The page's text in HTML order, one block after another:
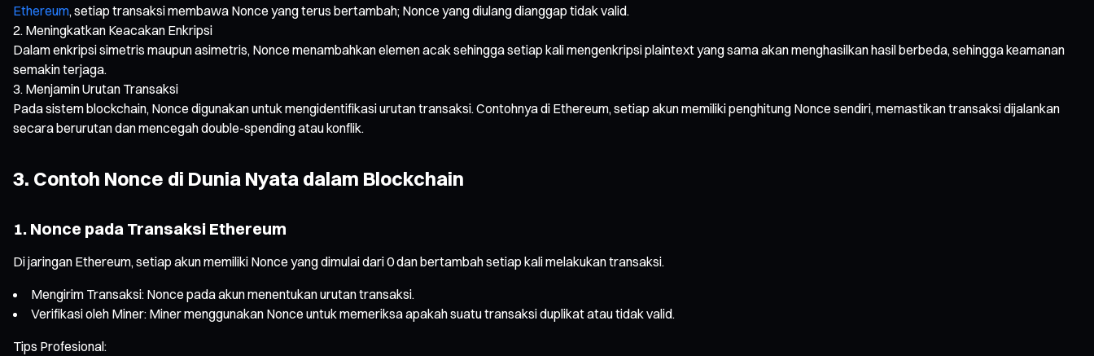
Ethereum, setiap transaksi membawa Nonce yang terus bertambah; Nonce yang diulang dianggap tidak valid.
Meningkatkan Keacakan Enkripsi
Dalam enkripsi simetris maupun asimetris, Nonce menambahkan elemen acak sehingga setiap kali mengenkripsi plaintext yang sama akan menghasilkan hasil berbeda, sehingga keamanan
semakin terjaga.
Menjamin Urutan Transaksi
Pada sistem blockchain, Nonce digunakan untuk mengidentifikasi urutan transaksi. Contohnya di Ethereum, setiap akun memiliki penghitung Nonce sendiri, memastikan transaksi dijalankan
secara berurutan dan mencegah double-spending atau konflik.
3. Contoh Nonce di Dunia Nyata dalam Blockchain
1. Nonce pada Transaksi Ethereum
Di jaringan Ethereum, setiap akun memiliki Nonce yang dimulai dari 0 dan bertambah setiap kali melakukan transaksi.
Mengirim Transaksi: Nonce pada akun menentukan urutan transaksi.
Verifikasi oleh Miner: Miner menggunakan Nonce untuk memeriksa apakah suatu transaksi duplikat atau tidak valid.
Tips Profesional: